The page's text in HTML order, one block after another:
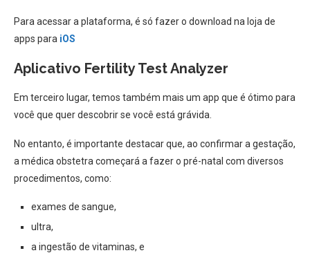
Para acessar a plataforma, é só fazer o download na loja de
apps para iOS
Aplicativo Fertility Test Analyzer
Em terceiro lugar, temos também mais um app que é ótimo para
você que quer descobrir se você está grávida.
No entanto, é importante destacar que, ao confirmar a gestação,
a médica obstetra começará a fazer o pré-natal com diversos
procedimentos, como:
exames de sangue,
ultra,
a ingestão de vitaminas, e